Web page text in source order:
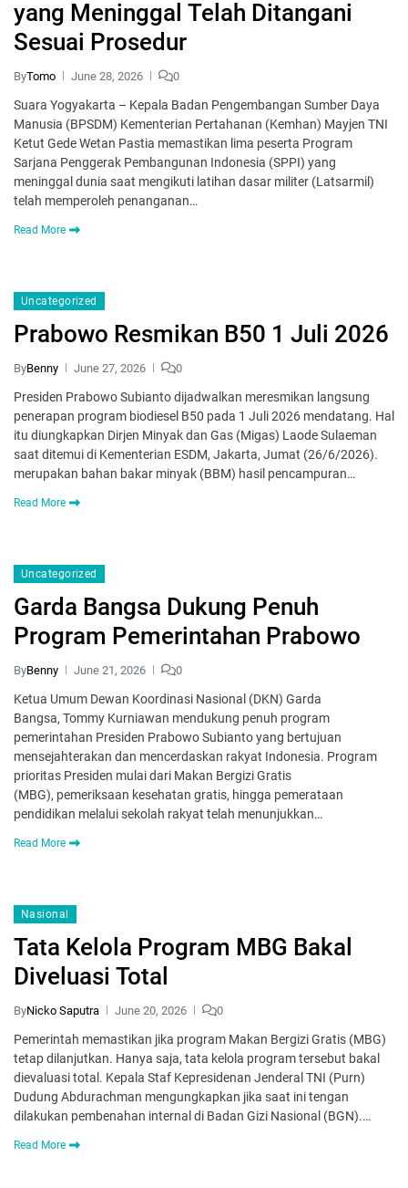
yang Meninggal Telah Ditangani
Sesuai Prosedur
ByTomo June 28, 2026 0
Suara Yogyakarta – Kepala Badan Pengembangan Sumber Daya
Manusia (BPSDM) Kementerian Pertahanan (Kemhan) Mayjen TNI
Ketut Gede Wetan Pastia memastikan lima peserta Program
Sarjana Penggerak Pembangunan Indonesia (SPPI) yang
meninggal dunia saat mengikuti latihan dasar militer (Latsarmil)
telah memperoleh penanganan…
Read More
Uncategorized
Prabowo Resmikan B50 1 Juli 2026
ByBenny June 27, 2026 0
Presiden Prabowo Subianto dijadwalkan meresmikan langsung
penerapan program biodiesel B50 pada 1 Juli 2026 mendatang. Hal
itu diungkapkan Dirjen Minyak dan Gas (Migas) Laode Sulaeman
saat ditemui di Kementerian ESDM, Jakarta, Jumat (26/6/2026).
merupakan bahan bakar minyak (BBM) hasil pencampuran…
Read More
Uncategorized
Garda Bangsa Dukung Penuh
Program Pemerintahan Prabowo
ByBenny June 21, 2026 0
Ketua Umum Dewan Koordinasi Nasional (DKN) Garda
Bangsa, Tommy Kurniawan mendukung penuh program
pemerintahan Presiden Prabowo Subianto yang bertujuan
mensejahterakan dan mencerdaskan rakyat Indonesia. Program
prioritas Presiden mulai dari Makan Bergizi Gratis
(MBG), pemeriksaan kesehatan gratis, hingga pemerataan
pendidikan melalui sekolah rakyat telah menunjukkan…
Read More
Nasional
Tata Kelola Program MBG Bakal
Diveluasi Total
ByNicko Saputra June 20, 2026 0
Pemerintah memastikan jika program Makan Bergizi Gratis (MBG)
tetap dilanjutkan. Hanya saja, tata kelola program tersebut bakal
dievaluasi total. Kepala Staf Kepresidenan Jenderal TNI (Purn)
Dudung Abdurachman mengungkapkan jika saat ini tengan
dilakukan pembenahan internal di Badan Gizi Nasional (BGN).…
Read More